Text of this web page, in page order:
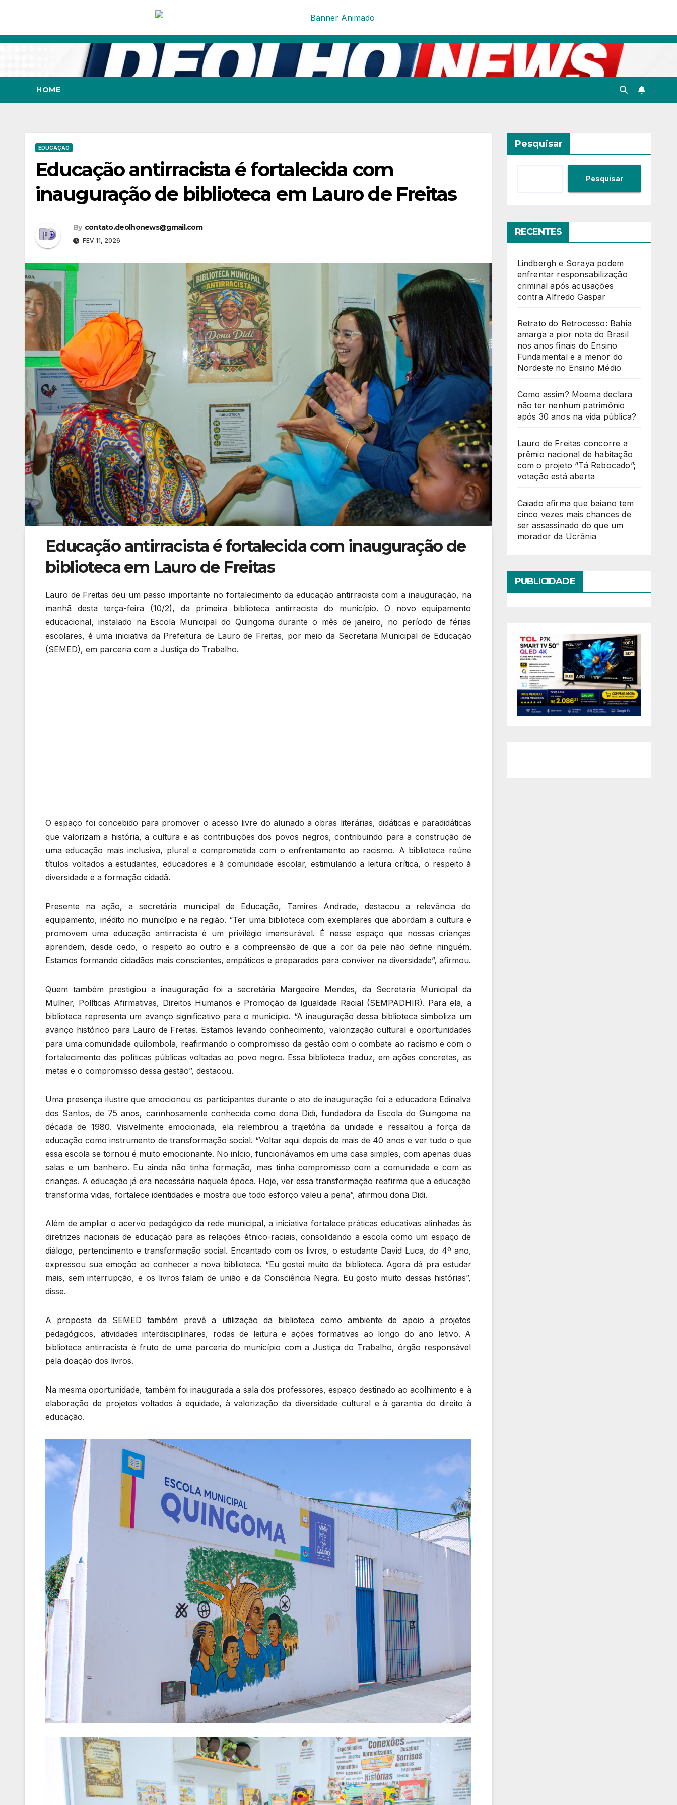
Skip
HOME
EDUCAÇÃO
Educação antirracista é fortalecida com
inauguração de biblioteca em Lauro de Freitas
By contato.deolhonews@gmail.com
FEV 11, 2026
Educação antirracista é fortalecida com inauguração de
biblioteca em Lauro de Freitas
Lauro de Freitas deu um passo importante no fortalecimento da educação antirracista com a inauguração, na
manhã desta terça-feira (10/2), da primeira biblioteca antirracista do município. O novo equipamento
educacional, instalado na Escola Municipal do Quingoma durante o mês de janeiro, no período de férias
escolares, é uma iniciativa da Prefeitura de Lauro de Freitas, por meio da Secretaria Municipal de Educação
(SEMED), em parceria com a Justiça do Trabalho.
O espaço foi concebido para promover o acesso livre do alunado a obras literárias, didáticas e paradidáticas
que valorizam a história, a cultura e as contribuições dos povos negros, contribuindo para a construção de
uma educação mais inclusiva, plural e comprometida com o enfrentamento ao racismo. A biblioteca reúne
títulos voltados a estudantes, educadores e à comunidade escolar, estimulando a leitura crítica, o respeito à
diversidade e a formação cidadã.
Presente na ação, a secretária municipal de Educação, Tamires Andrade, destacou a relevância do
equipamento, inédito no município e na região. “Ter uma biblioteca com exemplares que abordam a cultura e
promovem uma educação antirracista é um privilégio imensurável. É nesse espaço que nossas crianças
aprendem, desde cedo, o respeito ao outro e a compreensão de que a cor da pele não define ninguém.
Estamos formando cidadãos mais conscientes, empáticos e preparados para conviver na diversidade”, afirmou.
Quem também prestigiou a inauguração foi a secretária Margeoire Mendes, da Secretaria Municipal da
Mulher, Políticas Afirmativas, Direitos Humanos e Promoção da Igualdade Racial (SEMPADHIR). Para ela, a
biblioteca representa um avanço significativo para o município. “A inauguração dessa biblioteca simboliza um
avanço histórico para Lauro de Freitas. Estamos levando conhecimento, valorização cultural e oportunidades
para uma comunidade quilombola, reafirmando o compromisso da gestão com o combate ao racismo e com o
fortalecimento das políticas públicas voltadas ao povo negro. Essa biblioteca traduz, em ações concretas, as
metas e o compromisso dessa gestão”, destacou.
Uma presença ilustre que emocionou os participantes durante o ato de inauguração foi a educadora Edinalva
dos Santos, de 75 anos, carinhosamente conhecida como dona Didi, fundadora da Escola do Guingoma na
década de 1980. Visivelmente emocionada, ela relembrou a trajetória da unidade e ressaltou a força da
educação como instrumento de transformação social. “Voltar aqui depois de mais de 40 anos e ver tudo o que
essa escola se tornou é muito emocionante. No início, funcionávamos em uma casa simples, com apenas duas
salas e um banheiro. Eu ainda não tinha formação, mas tinha compromisso com a comunidade e com as
crianças. A educação já era necessária naquela época. Hoje, ver essa transformação reafirma que a educação
transforma vidas, fortalece identidades e mostra que todo esforço valeu a pena”, afirmou dona Didi.
Além de ampliar o acervo pedagógico da rede municipal, a iniciativa fortalece práticas educativas alinhadas às
diretrizes nacionais de educação para as relações étnico-raciais, consolidando a escola como um espaço de
diálogo, pertencimento e transformação social. Encantado com os livros, o estudante David Luca, do 4º ano,
expressou sua emoção ao conhecer a nova biblioteca. “Eu gostei muito da biblioteca. Agora dá pra estudar
mais, sem interrupção, e os livros falam de união e da Consciência Negra. Eu gosto muito dessas histórias”,
disse.
A proposta da SEMED também prevê a utilização da biblioteca como ambiente de apoio a projetos
pedagógicos, atividades interdisciplinares, rodas de leitura e ações formativas ao longo do ano letivo. A
biblioteca antirracista é fruto de uma parceria do município com a Justiça do Trabalho, órgão responsável
pela doação dos livros.
Na mesma oportunidade, também foi inaugurada a sala dos professores, espaço destinado ao acolhimento e à
elaboração de projetos voltados à equidade, à valorização da diversidade cultural e à garantia do direito à
educação.
Pesquisar
Pesquisar
RECENTES
Lindbergh e Soraya podem
enfrentar responsabilização
criminal após acusações
contra Alfredo Gaspar
Retrato do Retrocesso: Bahia
amarga a pior nota do Brasil
nos anos finais do Ensino
Fundamental e a menor do
Nordeste no Ensino Médio
Como assim? Moema declara
não ter nenhum patrimônio
após 30 anos na vida pública?
Lauro de Freitas concorre a
prêmio nacional de habitação
com o projeto “Tá Rebocado”;
votação está aberta
Caiado afirma que baiano tem
cinco vezes mais chances de
ser assassinado do que um
morador da Ucrânia
PUBLICIDADE